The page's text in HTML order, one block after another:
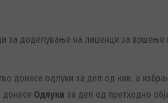
за доделување на лиценци за вршење
донесе одлуки за дел од нив, а
донесе Одлуки за дел од претходно